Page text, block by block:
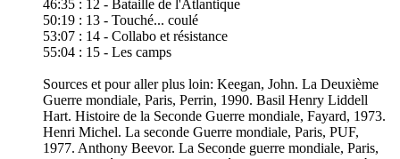
46:35 : 12 - Bataille de l'Atlantique
50:19 : 13 - Touché... coulé
53:07 : 14 - Collabo et résistance
55:04 : 15 - Les camps
Sources et pour aller plus loin: Keegan, John. La Deuxième
Guerre mondiale, Paris, Perrin, 1990. Basil Henry Liddell
Hart. Histoire de la Seconde Guerre mondiale, Fayard, 1973.
Henri Michel. La seconde Guerre mondiale, Paris, PUF,
1977. Anthony Beevor. La Seconde guerre mondiale, Paris,